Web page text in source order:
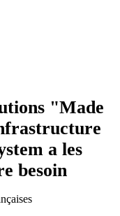
"Made
a les
besoin